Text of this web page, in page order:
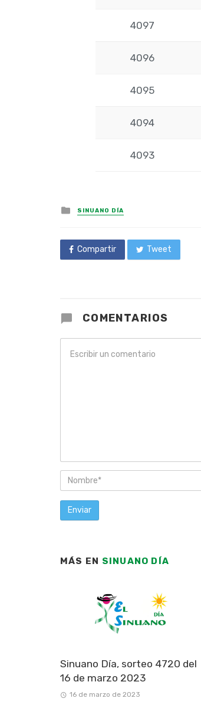
4097
4096
4095
4094
4093
Posted
in
SINUANO DÍA
Compartir Tweet
COMENTARIOS
MÁS EN SINUANO DÍA
Sinuano Día, sorteo 4720 del
16 de marzo 2023
16 de marzo de 2023